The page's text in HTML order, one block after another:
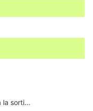
la sorti...